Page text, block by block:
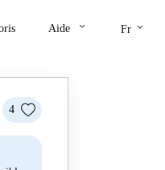
Aide keyboard_arrow_down Fr keyboard_arrow_down
4